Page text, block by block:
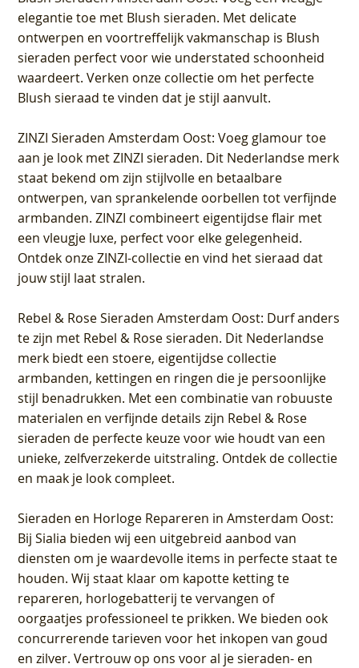
elegantie toe met Blush sieraden. Met delicate
ontwerpen en voortreffelijk vakmanschap is Blush
sieraden perfect voor wie understated schoonheid
waardeert. Verken onze collectie om het perfecte
Blush sieraad te vinden dat je stijl aanvult.
ZINZI Sieraden Amsterdam Oost: Voeg glamour toe
aan je look met ZINZI sieraden. Dit Nederlandse merk
staat bekend om zijn stijlvolle en betaalbare
ontwerpen, van sprankelende oorbellen tot verfijnde
armbanden. ZINZI combineert eigentijdse flair met
een vleugje luxe, perfect voor elke gelegenheid.
Ontdek onze ZINZI-collectie en vind het sieraad dat
jouw stijl laat stralen.
Rebel & Rose Sieraden Amsterdam Oost: Durf anders
te zijn met Rebel & Rose sieraden. Dit Nederlandse
merk biedt een stoere, eigentijdse collectie
armbanden, kettingen en ringen die je persoonlijke
stijl benadrukken. Met een combinatie van robuuste
materialen en verfijnde details zijn Rebel & Rose
sieraden de perfecte keuze voor wie houdt van een
unieke, zelfverzekerde uitstraling. Ontdek de collectie
en maak je look compleet.
Sieraden en Horloge Repareren in Amsterdam Oost:
Bij Sialia bieden wij een uitgebreid aanbod van
diensten om je waardevolle items in perfecte staat te
houden. Wij staat klaar om kapotte ketting te
repareren, horlogebatterij te vervangen of
oorgaatjes professioneel te prikken. We bieden ook
concurrerende tarieven voor het inkopen van goud
en zilver. Vertrouw op ons voor al je sieraden- en